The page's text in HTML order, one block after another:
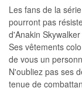
Les fans de la
pourront pas
d'Anakin
Ses vêtements
de vous un
N'oubliez pas ses
tenue de